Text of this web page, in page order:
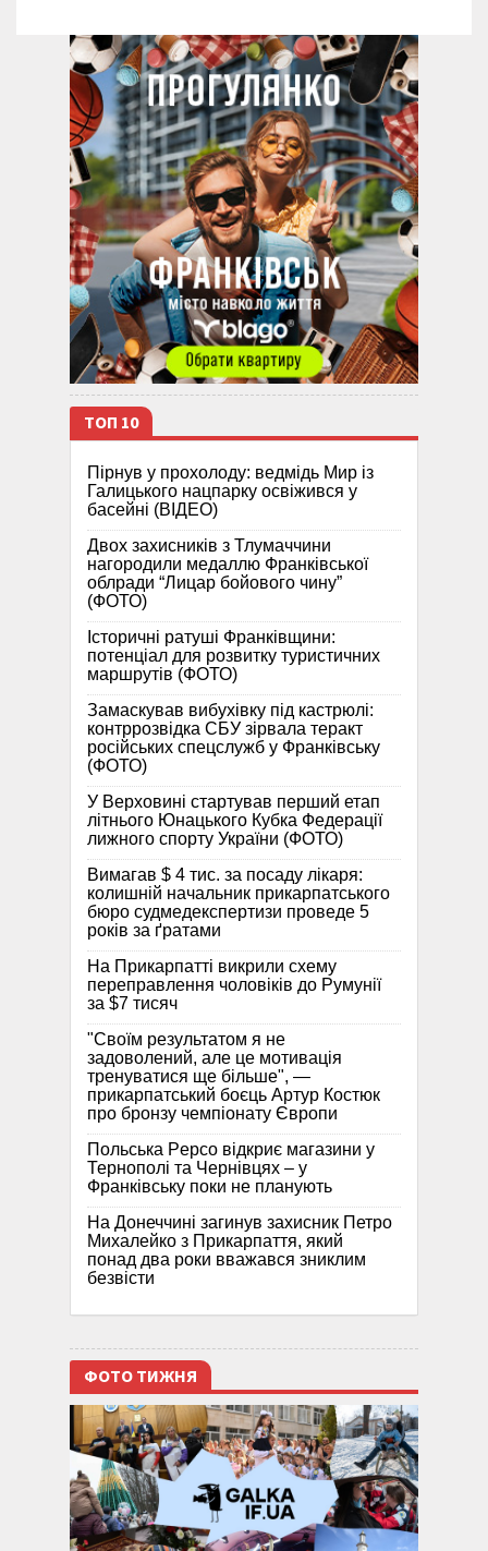
ТОП 10
Пірнув у прохолоду: ведмідь Мир із
Галицького нацпарку освіжився у
басейні (ВІДЕО)
Двох захисників з Тлумаччини
нагородили медаллю Франківської
облради “Лицар бойового чину”
(ФОТО)
Історичні ратуші Франківщини:
потенціал для розвитку туристичних
маршрутів (ФОТО)
Замаскував вибухівку під кастрюлі:
контррозвідка СБУ зірвала теракт
російських спецслужб у Франківську
(ФОТО)
У Верховині стартував перший етап
літнього Юнацького Кубка Федерації
лижного спорту України (ФОТО)
Вимагав $ 4 тис. за посаду лікаря:
колишній начальник прикарпатського
бюро судмедекспертизи проведе 5
років за ґратами
На Прикарпатті викрили схему
переправлення чоловіків до Румунії
за $7 тисяч
"Своїм результатом я не
задоволений, але це мотивація
тренуватися ще більше", —
прикарпатський боєць Артур Костюк
про бронзу чемпіонату Європи
Польська Pepco відкриє магазини у
Тернополі та Чернівцях – у
Франківську поки не планують
На Донеччині загинув захисник Петро
Михалейко з Прикарпаття, який
понад два роки вважався зниклим
безвісти
ФОТО ТИЖНЯ